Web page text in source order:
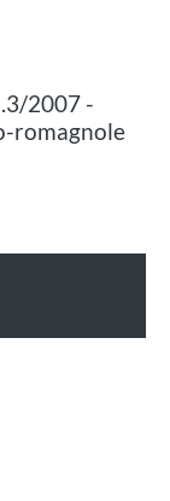
2007 -
romagnole